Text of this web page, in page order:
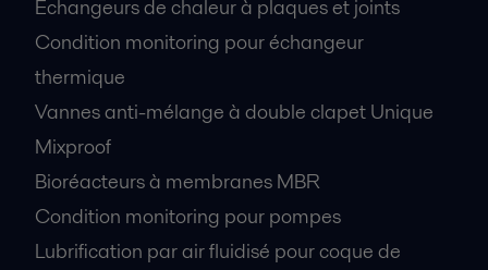
Échangeurs de chaleur à plaques et joints
Condition monitoring pour échangeur
thermique
Vannes anti-mélange à double clapet Unique
Mixproof
Bioréacteurs à membranes MBR
Condition monitoring pour pompes
Lubrification par air fluidisé pour coque de